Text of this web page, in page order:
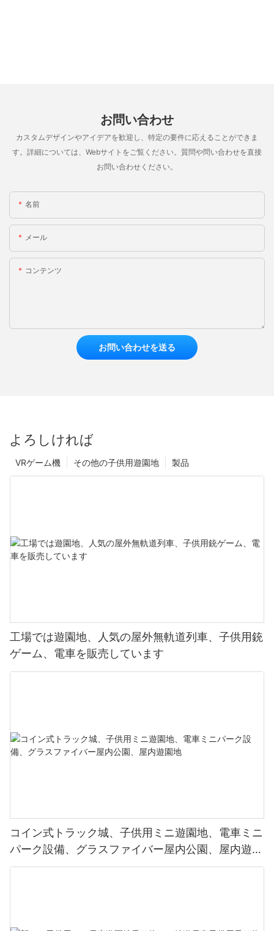
お問い合わせ
カスタムデザインやアイデアを歓迎し、特定の要件に応えることができま
す。詳細については、Webサイトをご覧ください。質問や問い合わせを直接
お問い合わせください。
名前
メール
コンテンツ
お問い合わせを送る
よろしければ
製品
その他の子供用遊園地
VRゲーム機
工場では遊園地、人気の屋外無軌道列車、子供用銃
ゲーム、電車を販売しています
コイン式トラック城、子供用ミニ遊園地、電車ミニ
パーク設備、グラスファイバー屋内公園、屋内遊園
地